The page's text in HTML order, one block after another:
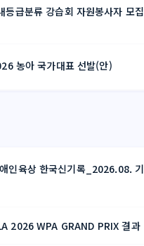
등급분류 강습회 자원봉사자 모집
농아 국가대표 선발(안)
인육상 한국신기록_2026.08. 기
2026 WPA GRAND PRIX 결과